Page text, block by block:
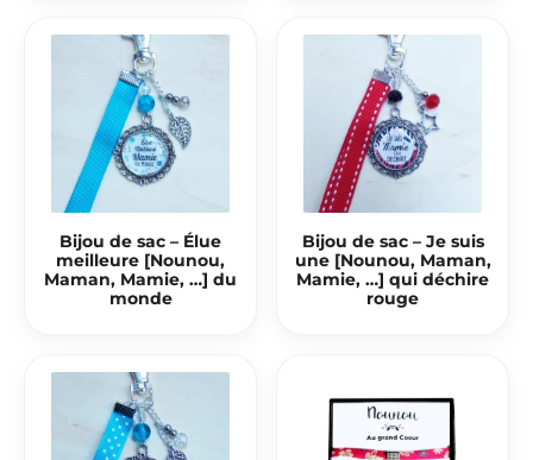
Bijou de sac – Élue
meilleure [Nounou,
Maman, Mamie, …] du
monde
Bijou de sac – Je suis
une [Nounou, Maman,
Mamie, …] qui déchire
rouge